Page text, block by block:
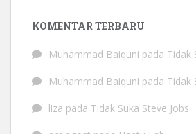
KOMENTAR TERBARU
Muhammad Baiquni pada Tidak
Muhammad Baiquni pada Tidak
liza pada Tidak Suka Steve Jobs